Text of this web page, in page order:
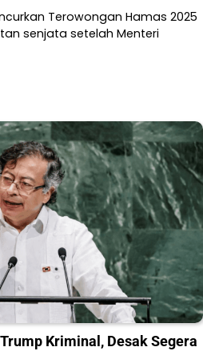
Terowongan Hamas 2025
senjata setelah Menteri
Kriminal, Desak Segera